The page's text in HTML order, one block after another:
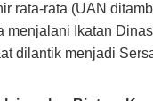
rata-rata (UAN
menjalani Ikatan
dilantik menjadi